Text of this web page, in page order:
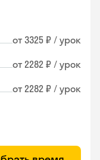
от 3325 ₽ / урок
от 2282 ₽ / урок
от 2282 ₽ / урок